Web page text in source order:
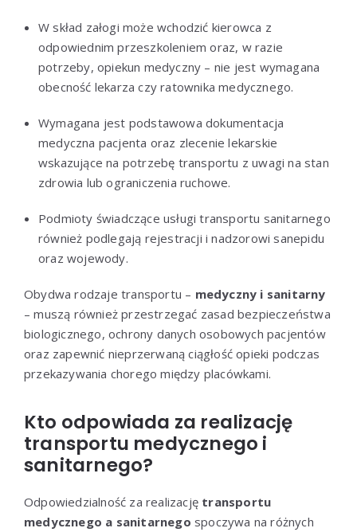
W skład załogi może wchodzić kierowca z
odpowiednim przeszkoleniem oraz, w razie
potrzeby, opiekun medyczny – nie jest wymagana
obecność lekarza czy ratownika medycznego.
Wymagana jest podstawowa dokumentacja
medyczna pacjenta oraz zlecenie lekarskie
wskazujące na potrzebę transportu z uwagi na stan
zdrowia lub ograniczenia ruchowe.
Podmioty świadczące usługi transportu sanitarnego
również podlegają rejestracji i nadzorowi sanepidu
oraz wojewody.
Obydwa rodzaje transportu – medyczny i sanitarny
– muszą również przestrzegać zasad bezpieczeństwa
biologicznego, ochrony danych osobowych pacjentów
oraz zapewnić nieprzerwaną ciągłość opieki podczas
przekazywania chorego między placówkami.
Kto odpowiada za realizację
transportu medycznego i
sanitarnego?
Odpowiedzialność za realizację transportu
medycznego a sanitarnego spoczywa na różnych